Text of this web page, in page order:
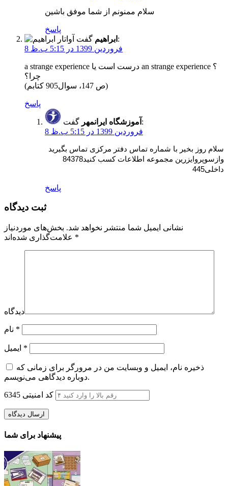
سلام ممنونم از شما موفق باشین
پاسخ
ابراهیم گفت:
8 فروردین 1399 در 5:15 ب.ظ
a strange experience درست است یا an strange experience ؟
چرا؟
(ص 147، سوال905 کتابم)
پاسخ
آموزشگاه ایرانمهر گفت:
8 فروردین 1399 در 5:15 ب.ظ
سلام روز بخیر با شماره تماس دفتر مرکزی تماس بگیرید
وازسوپروایزرین مجموعه اطلاعات کسب کنید84378
داخلی445
پاسخ
ثبت دیدگاه
نشانی ایمیل شما منتشر نخواهد شد. بخش‌های موردنیاز
*
دیدگاه
*
*
ذخیره نام، ایمیل و وبسایت من در مرورگر برای زمانی که
دوباره دیدگاهی می‌نویسم.
کد امنیتی 6345
پیشنهاد برای شما